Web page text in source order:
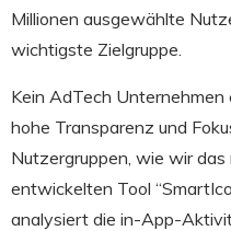
Millionen ausgewählte
wichtigste Zielgruppe.
Kein AdTech
hohe Transparenz und
Nutzergruppen, wie wir das
entwickelten Tool
analysiert die in-App-